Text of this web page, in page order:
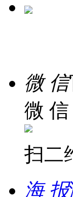
微 信
微 信
扫二
海 报